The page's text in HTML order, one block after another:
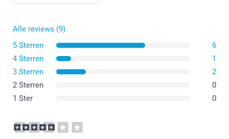
Alle reviews (9)
5 Sterren
6
4 Sterren
1
3 Sterren
2
2 Sterren
0
1 Ster
0